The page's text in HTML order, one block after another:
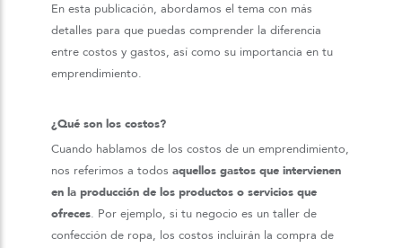
En esta publicación, abordamos el tema con más
detalles para que puedas comprender la diferencia
entre costos y gastos, así como su importancia en tu
emprendimiento.
¿Qué son los costos?
Cuando hablamos de los costos de un emprendimiento,
nos referimos a todos aquellos gastos que intervienen
en la producción de los productos o servicios que
ofreces. Por ejemplo, si tu negocio es un taller de
confección de ropa, los costos incluirán la compra de